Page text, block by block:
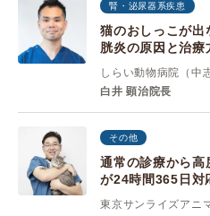
腎・泌尿器系疾患
猫のおしっこが出
胱炎の原因と治療
しらい動物病院（中
白井 顕治院長
その他
通常の診療から高
が24時間365日対
東京サンライズアニ